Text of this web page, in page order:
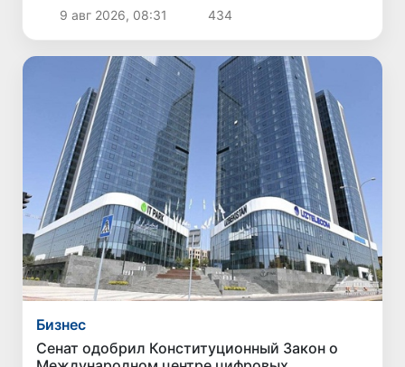
9 авг 2026, 08:31 434
Бизнес
Сенат одобрил Конституционный Закон о